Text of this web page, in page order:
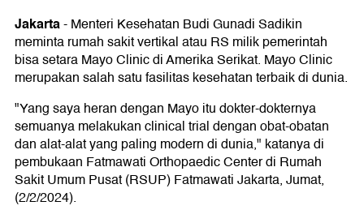
Jakarta-Menteri Kesehatan Budi Gunadi Sadikin
meminta rumah sakit vertikal atau RS milik pemerintah
bisa setara Mayo Clinic di Amerika Serikat. Mayo Clinic
merupakan salah satu fasilitas kesehatan terbaik di dunia.
"Yang saya heran dengan Mayo itu dokter-dokternya
semuanya melakukan clinical trial dengan obat-obatan
dan alat-alat yang paling modern di dunia," katanya di
pembukaan Fatmawati Orthopaedic Center di Rumah
Sakit Umum Pusat (RSUP) Fatmawati Jakarta, Jumat,
(2/2/2024).